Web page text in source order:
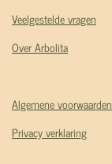
Veelgestelde vragen
Over Arbolita
Algemene voorwaarden
Privacy verklaring